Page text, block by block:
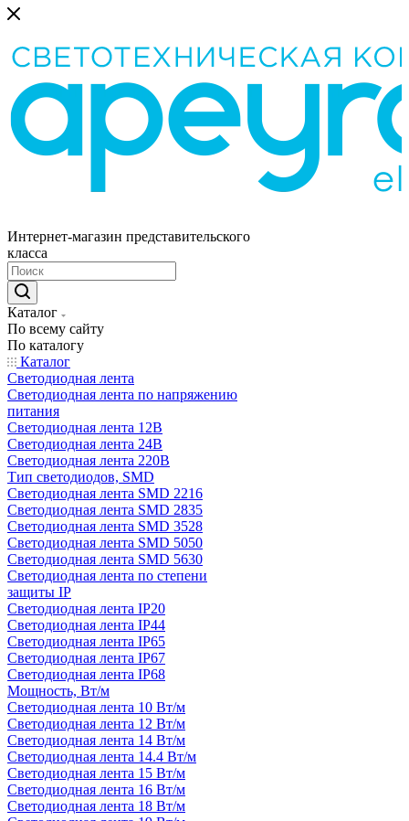
Интернет-магазин представительского
класса
Каталог
По всему сайту
По каталогу
Каталог
Светодиодная лента
Светодиодная лента по напряжению
питания
Светодиодная лента 12В
Светодиодная лента 24В
Светодиодная лента 220В
Тип светодиодов, SMD
Cветодиодная лента SMD 2216
Светодиодная лента SMD 2835
Светодиодная лента SMD 3528
Светодиодная лента SMD 5050
Светодиодная лента SMD 5630
Светодиодная лента по степени
защиты IP
Светодиодная лента IP20
Светодиодная лента IP44
Светодиодная лента IP65
Светодиодная лента IP67
Светодиодная лента IP68
Мощность, Вт/м
Светодиодная лента 10 Вт/м
Светодиодная лента 12 Вт/м
Светодиодная лента 14 Вт/м
Светодиодная лента 14.4 Вт/м
Светодиодная лента 15 Вт/м
Светодиодная лента 16 Вт/м
Светодиодная лента 18 Вт/м